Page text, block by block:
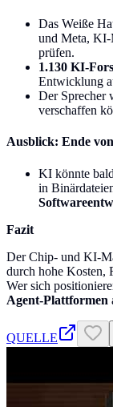
Das Weiße
und Meta, KI-
prüfen.
1.130 KI-
Entwicklung
Der Sprecher
verschaffen
Ausblick: Ende
KI könnte
in
Fazit
Der Chip- und KI-
durch hohe Kosten,
Wer sich
Agent-Plattformen
QUELLE